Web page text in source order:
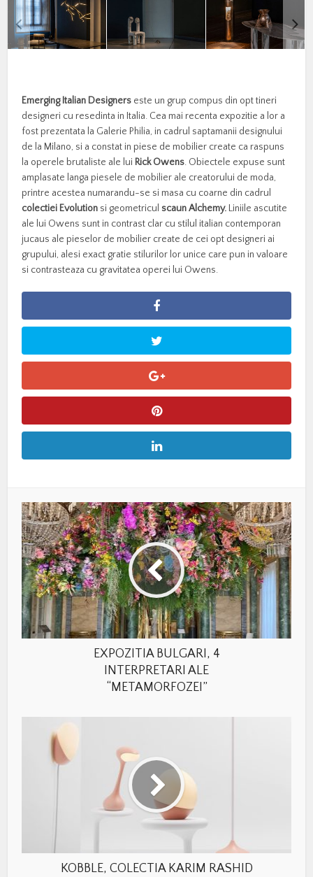
Emerging Italian Designers este un grup compus din opt tineri
designeri cu resedinta in Italia. Cea mai recenta expozitie a lor a
fost prezentata la Galerie Philia, in cadrul saptamanii designului
de la Milano, si a constat in piese de mobilier create ca raspuns
la operele brutaliste ale lui Rick Owens. Obiectele expuse sunt
amplasate langa piesele de mobilier ale creatorului de moda,
printre acestea numarandu-se si masa cu coarne din cadrul
colectiei Evolution si geometricul scaun Alchemy. Liniile ascutite
ale lui Owens sunt in contrast clar cu stilul italian contemporan
jucaus ale pieselor de mobilier create de cei opt designeri ai
grupului, alesi exact gratie stilurilor lor unice care pun in valoare
si contrasteaza cu gravitatea operei lui Owens.
EXPOZITIA BULGARI, 4
INTERPRETARI ALE
“METAMORFOZEI”
KOBBLE, COLECTIA KARIM RASHID